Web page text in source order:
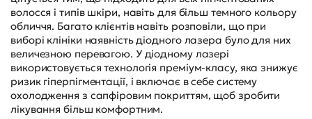
волосся і типів шкіри, навіть для більш темного кольору
обличчя. Багато клієнтів навіть розповіли, що при
виборі клініки наявність діодного лазера було для них
величезною перевагою. У діодному лазері
використовується технологія преміум-класу, яка знижує
ризик гіперпігментації, і включає в себе систему
охолодження з сапфіровим покриттям, щоб зробити
лікування більш комфортним.